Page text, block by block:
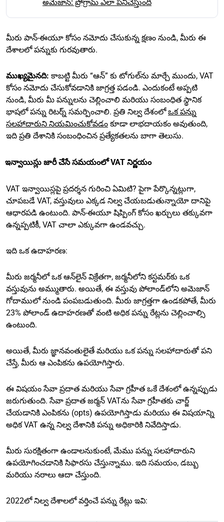
అమెజాన్: ప్రోగ్రామ్ ఎలా పనిచేస్తుంది
మీరు పాన్-ఈయూ కోసం నమోదు చేసుకున్న క్షణం నుండి, మీరు ఈ
దేశాలలో పన్నుకు గురవుతారు.
ముఖ్యమైనది: కాబట్టి మీరు “ఆన్” కు టోగుల్‌ను మార్చే ముందు, VAT
కోసం నమోదు చేసుకోవడానికి జాగ్రత్త పడండి. ఎందుకంటే అప్పటి
నుండి, మీరు మీ పన్నులను చెల్లించాలి మరియు సంబంధిత స్థానిక
భాషలో పన్ను రిటర్న్ సమర్పించాలి. ప్రతి నిల్వ దేశంలోఒక పన్ను
సలహాదారుని నియమించుకోవడం కూడా లాభదాయకం అవుతుంది,
ఇది ప్రతి దేశానికి సంబంధించిన ప్రత్యేకతలను బాగా తెలుసు.
ఇన్వాయిస్లు జారీ చేసే సమయంలో VAT నిర్ణయం
VAT ఇన్వాయిస్లపై ప్రదర్శన గురించి ఏమిటి? పైగా పేర్కొన్నట్లుగా,
చూపబడే VAT, వస్తువులు ఎక్కడ నిల్వ చేయబడుతున్నాయో దానిపై
ఆధారపడి ఉంటుంది. పాన్-ఈయూ షిప్పింగ్ కోసం ఖర్చులు తక్కువగా
ఉన్నప్పటికీ, VAT చాలా ఎక్కువగా ఉండవచ్చు.
ఇది ఒక ఉదాహరణ:
మీరు జర్మనీలో ఒక ఆన్‌లైన్ విక్రేతగా, జర్మనీలోని కస్టమర్‌కు ఒక
వస్తువును అమ్ముతారు. అయితే, ఈ వస్తువు పోలాండ్‌లోని అమెజాన్
గోదాములో నుండి పంపబడుతుంది. మీరు జాగ్రత్తగా ఉండకపోతే, మీరు
23% పోలాండ్ ఉదాహరణతో వంటి అధిక పన్ను రేట్లను చెల్లించాల్సి
ఉంటుంది.
అయితే, మీరు జ్ఞానవంతులైతే మరియు ఒక పన్ను సలహాదారుతో పని
చేస్తే, మీరు ఆ ఎంపికను ఉపయోగిస్తారు.
ఈ విషయం సేవా ప్రదాత మరియు సేవా గ్రహీత ఒకే దేశంలో ఉన్నప్పుడు
జరుగుతుంది. సేవా ప్రదాత జర్మన్ VATను సేవా గ్రహీతకు చార్జ్
చేయడానికి ఎంపికను (opts) ఉపయోగిస్తాడు మరియు ఈ విషయాన్ని
అధిక VAT ఉన్న నిల్వ దేశానికి పన్ను అధికారికి నివేదిస్తాడు.
మీరు సురక్షితంగా ఉండాలనుకుంటే, మేము పన్ను సలహాదారుని
ఉపయోగించడానికి సిఫారసు చేస్తున్నాము. ఇది సమయం, డబ్బు
మరియు నరాలు ఆదా చేస్తుంది.
2022లో నిల్వ దేశాలలో వర్తించే పన్ను రేట్లు ఇవి: